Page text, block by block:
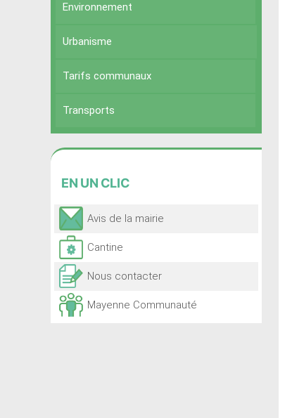
Environnement
Urbanisme
Tarifs communaux
Transports
EN UN CLIC
Avis de la mairie
Cantine
Nous contacter
Mayenne Communauté